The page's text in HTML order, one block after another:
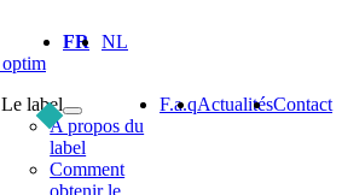
FR
NL
Le label
A propos du
label
Comment
obtenir le
F.a.qActualitésContact